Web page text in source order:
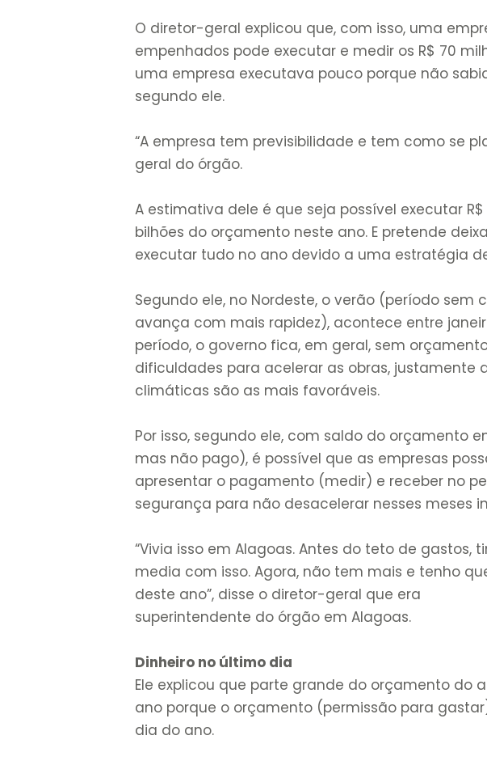
O diretor-geral explicou que, com isso, uma
empenhados pode executar e medir os R$ 70
uma empresa executava pouco porque não
segundo ele.
“A empresa tem previsibilidade e tem como se
geral do órgão.
A estimativa dele é que seja possível executar R$
bilhões do orçamento neste ano. E pretende
executar tudo no ano devido a uma estratégia
Segundo ele, no Nordeste, o verão (período sem
avança com mais rapidez), acontece entre
período, o governo fica, em geral, sem
dificuldades para acelerar as obras, justamente
climáticas são as mais favoráveis.
Por isso, segundo ele, com saldo do orçamento
mas não pago), é possível que as empresas
apresentar o pagamento (medir) e receber no
segurança para não desacelerar nesses meses
“Vivia isso em Alagoas. Antes do teto de gastos,
media com isso. Agora, não tem mais e tenho
deste ano”, disse o diretor-geral que era
superintendente do órgão em Alagoas.
Dinheiro no último dia
Ele explicou que parte grande do orçamento do
ano porque o orçamento (permissão para
dia do ano.